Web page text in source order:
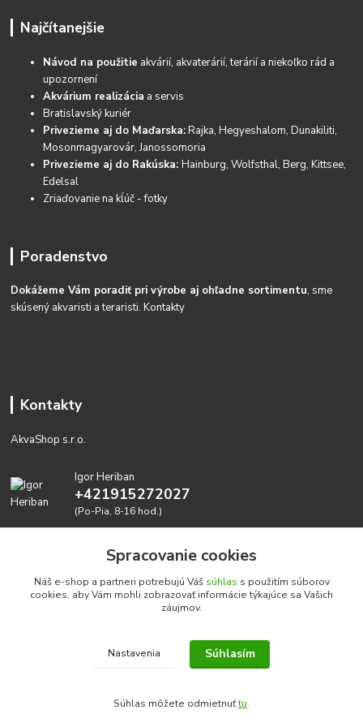
Najčítanejšie
Návod na použitie akvárií, akvaterárií, terárií a niekoľko rád a
upozornení
Akvárium realizácia a servis
Bratislavský kuriér
Privezieme aj do Maďarska:Rajka, Hegyeshalom, Dunakiliti,
Mosonmagyarovár, Janossomoria
Privezieme aj do Rakúska:Hainburg, Wolfsthal, Berg, Kittsee,
Edelsal
Zriaďovanie na kĺúč - fotky
Poradenstvo
Dokážeme Vám poradiť pri výrobe aj ohľadne sortimentu, sme
skúsený akvaristi a teraristi.Kontakty
Kontakty
AkvaShop s.r.o.
Igor Heriban
+421915272027
(Po-Pia, 8-16 hod.)
Realizujeme prírodné akvária: AkvaShop s.r.o. • IBAN:
SK3911000000002947087849
Spracovanie cookies
Náš e-shop a partneri potrebujú Váš súhlas s použitím súborov
cookies, aby Vám mohli zobrazovať informácie týkajúce sa Vašich
záujmov.
Nastavenia Súhlasím
Súhlas môžete odmietnuťtu.